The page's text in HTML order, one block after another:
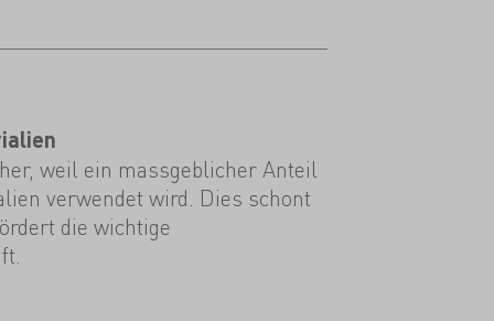
weil ein massgeblicher Anteil
verwendet wird. Dies schont
die wichtige